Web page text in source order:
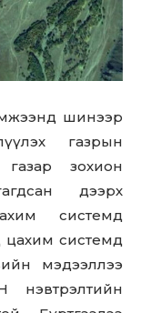
шинээр
газрын
зохион
дээрх
системд
цахим системд
мэдээллээ
нэвтрэлтийн